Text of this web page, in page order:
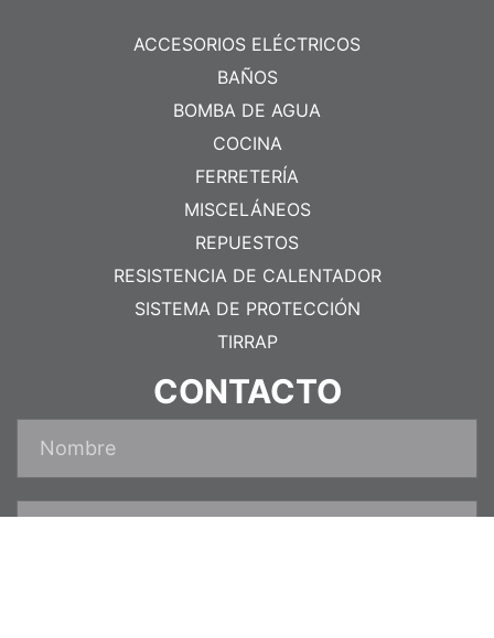
ACCESORIOS ELÉCTRICOS
BAÑOS
BOMBA DE AGUA
COCINA
FERRETERÍA
MISCELÁNEOS
REPUESTOS
RESISTENCIA DE CALENTADOR
SISTEMA DE PROTECCIÓN
TIRRAP
CONTACTO